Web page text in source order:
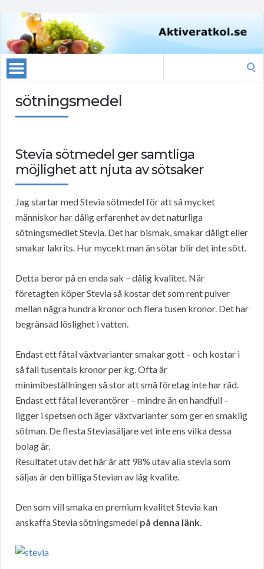
sötningsmedel
Stevia sötmedel ger samtliga
möjlighet att njuta av sötsaker
Jag startar med Stevia sötmedel för att så mycket
människor har dålig erfarenhet av det naturliga
sötningsmedlet Stevia. Det har bismak, smakar dåligt eller
smakar lakrits. Hur mycekt man än sötar blir det inte sött.
Detta beror på en enda sak – dålig kvalitet. När
företagten köper Stevia så kostar det som rent pulver
mellan några hundra kronor och flera tusen kronor. Det har
begränsad löslighet i vatten.
Endast ett fåtal växtvarianter smakar gott – och kostar i
så fall tusentals kronor per kg. Ofta är
minimibeställningen så stor att små företag inte har råd.
Endast ett fåtal leverantörer – mindre än en handfull –
ligger i spetsen och äger växtvarianter som ger en smaklig
sötman. De flesta Steviasäljare vet inte ens vilka dessa
bolag är.
Resultatet utav det här är att 98% utav alla stevia som
säljas är den billiga Stevian av låg kvalite.
Den som vill smaka en premium kvalitet Stevia kan
anskaffa Stevia sötningsmedel på denna länk.